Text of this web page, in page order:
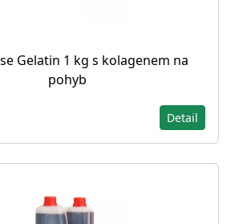
Gelatin 1 kg s kolagenem na
pohyb
Detail